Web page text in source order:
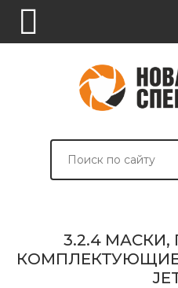
СПЕЦОДЕЖДА
СПЕЦОБУВЬ
СРЕДСТВА
ВСПОМОГАТЕЛЬНЫЕ
БРЕНДИРОВАНИЕ
3.2.4